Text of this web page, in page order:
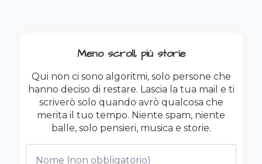
Meno scroll, più storie
Qui non ci sono algoritmi, solo persone che
hanno deciso di restare. Lascia la tua mail e ti
scriverò solo quando avrò qualcosa che
merita il tuo tempo. Niente spam, niente
balle, solo pensieri, musica e storie.